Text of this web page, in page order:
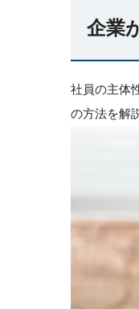
企業
社員の主体
の方法を解